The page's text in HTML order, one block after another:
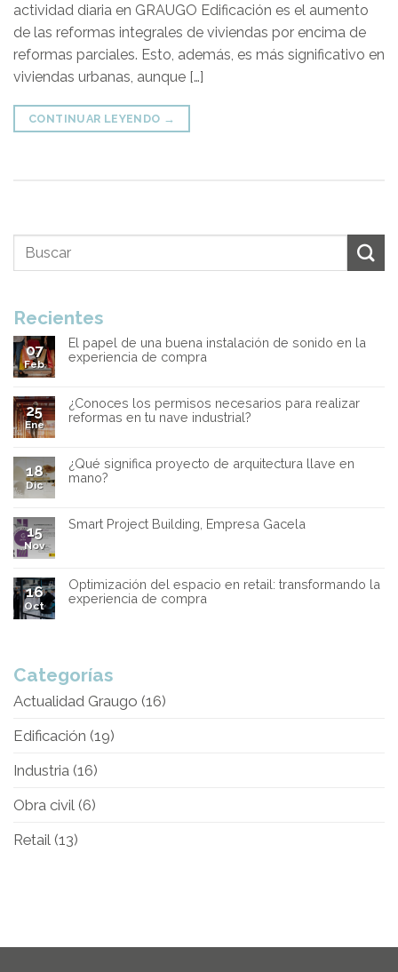
actividad diaria en GRAUGO Edificación es el aumento
de las reformas integrales de viviendas por encima de
reformas parciales. Esto, además, es más significativo en
viviendas urbanas, aunque […]
CONTINUAR LEYENDO →
Recientes
07
Feb
El papel de una buena instalación de sonido en la
experiencia de compra
25
Ene
¿Conoces los permisos necesarios para realizar
reformas en tu nave industrial?
18
Dic
¿Qué significa proyecto de arquitectura llave en
mano?
15
Nov
Smart Project Building, Empresa Gacela
16
Oct
Optimización del espacio en retail: transformando la
experiencia de compra
Categorías
Actualidad Graugo (16)
Edificación (19)
Industria (16)
Obra civil (6)
Retail (13)